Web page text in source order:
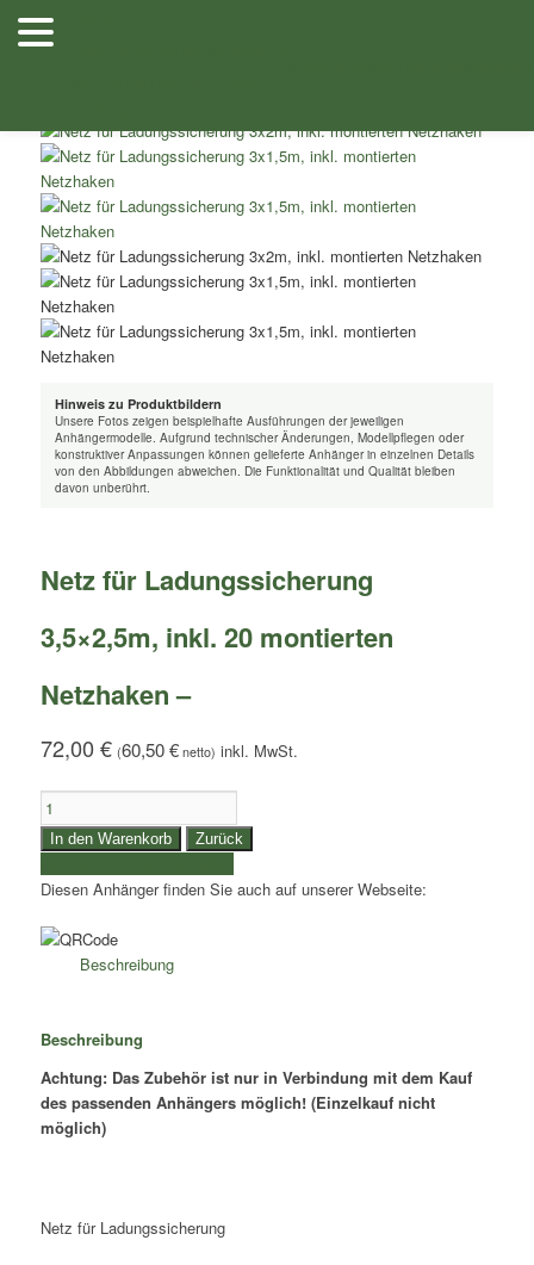
Zum
Inhalt
Shop
Hinweis zu Produktbildern
Unsere Fotos zeigen beispielhafte Ausführungen der jeweiligen
Anhängermodelle. Aufgrund technischer Änderungen, Modellpflegen oder
konstruktiver Anpassungen können gelieferte Anhänger in einzelnen Details
von den Abbildungen abweichen. Die Funktionalität und Qualität bleiben
davon unberührt.
Netz für Ladungssicherung
3,5×2,5m, inkl. 20 montierten
Netzhaken –
72,00€ (60,50€ netto)
Netz
für
Ladungssicherung
3,5x2,5m,
inkl.
20
montierten
Netzhaken
In den Warenkorb Zurück
Diesen Anhänger finden Sie auch auf unserer Webseite:
Beschreibung
Beschreibung
Achtung: Das Zubehör ist nur in Verbindung mit dem Kauf
des passenden Anhängers möglich! (Einzelkauf nicht
möglich)
Netz für Ladungssicherung